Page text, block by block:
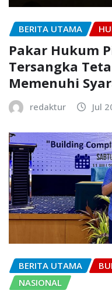
BERITA UTAMA
Pakar Hukum
Tersangka
Memenuhi
redaktur Jul
BERITA UTAMA
NASIONAL